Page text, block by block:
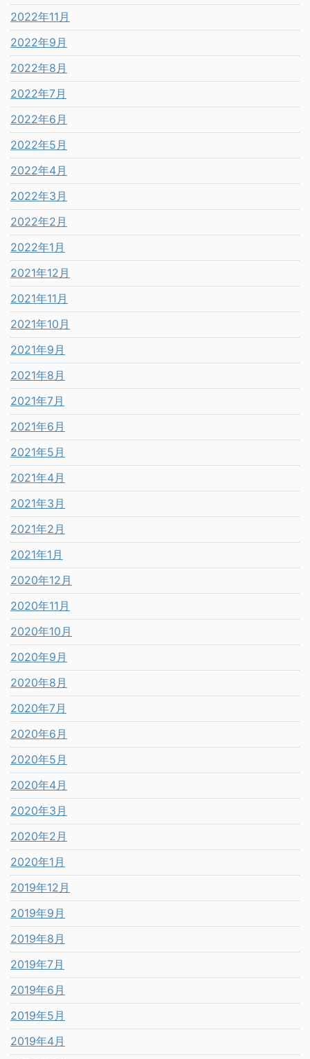
2022年11月
2022年9月
2022年8月
2022年7月
2022年6月
2022年5月
2022年4月
2022年3月
2022年2月
2022年1月
2021年12月
2021年11月
2021年10月
2021年9月
2021年8月
2021年7月
2021年6月
2021年5月
2021年4月
2021年3月
2021年2月
2021年1月
2020年12月
2020年11月
2020年10月
2020年9月
2020年8月
2020年7月
2020年6月
2020年5月
2020年4月
2020年3月
2020年2月
2020年1月
2019年12月
2019年9月
2019年8月
2019年7月
2019年6月
2019年5月
2019年4月